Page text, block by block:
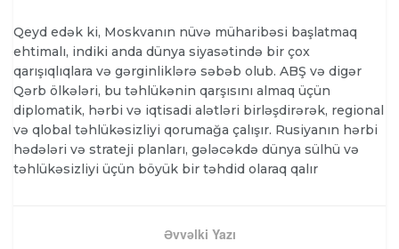
Qeyd edək ki, Moskvanın nüvə müharibəsi başlatmaq
ehtimalı, indiki anda dünya siyasətində bir çox
qarışıqlıqlara və gərginliklərə səbəb olub. ABŞ və digər
Qərb ölkələri, bu təhlükənin qarşısını almaq üçün
diplomatik, hərbi və iqtisadi alətləri birləşdirərək, regional
və qlobal təhlükəsizliyi qorumağa çalışır. Rusiyanın hərbi
hədələri və strateji planları, gələcəkdə dünya sülhü və
təhlükəsizliyi üçün böyük bir təhdid olaraq qalır
Əvvəlki Yazı